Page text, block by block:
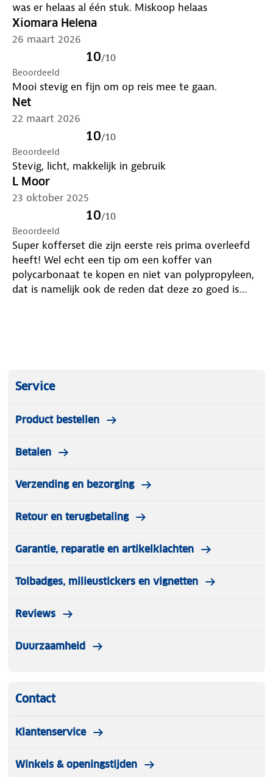
- Sterk polycarbonaat
- Stevige kwaliteitsritsen (maat 10)
- CarryOn is een Nederlands koffermerk
was er helaas al één stuk. Miskoop helaas
Xiomara Helena
26 maart 2026
10/10
Beoordeeld
Mooi stevig en fijn om op reis mee te gaan.
Net
22 maart 2026
10/10
Beoordeeld
Stevig, licht, makkelijk in gebruik
L Moor
23 oktober 2025
10/10
Beoordeeld
Super kofferset die zijn eerste reis prima overleefd
heeft! Wel echt een tip om een koffer van
polycarbonaat te kopen en niet van polypropyleen,
dat is namelijk ook de reden dat deze zo goed is
Service
Product bestellen
Betalen
Verzending en bezorging
Retour en terugbetaling
Garantie, reparatie en artikelklachten
Tolbadges, milieustickers en vignetten
Reviews
Duurzaamheid
Contact
Klantenservice
Winkels & openingstijden